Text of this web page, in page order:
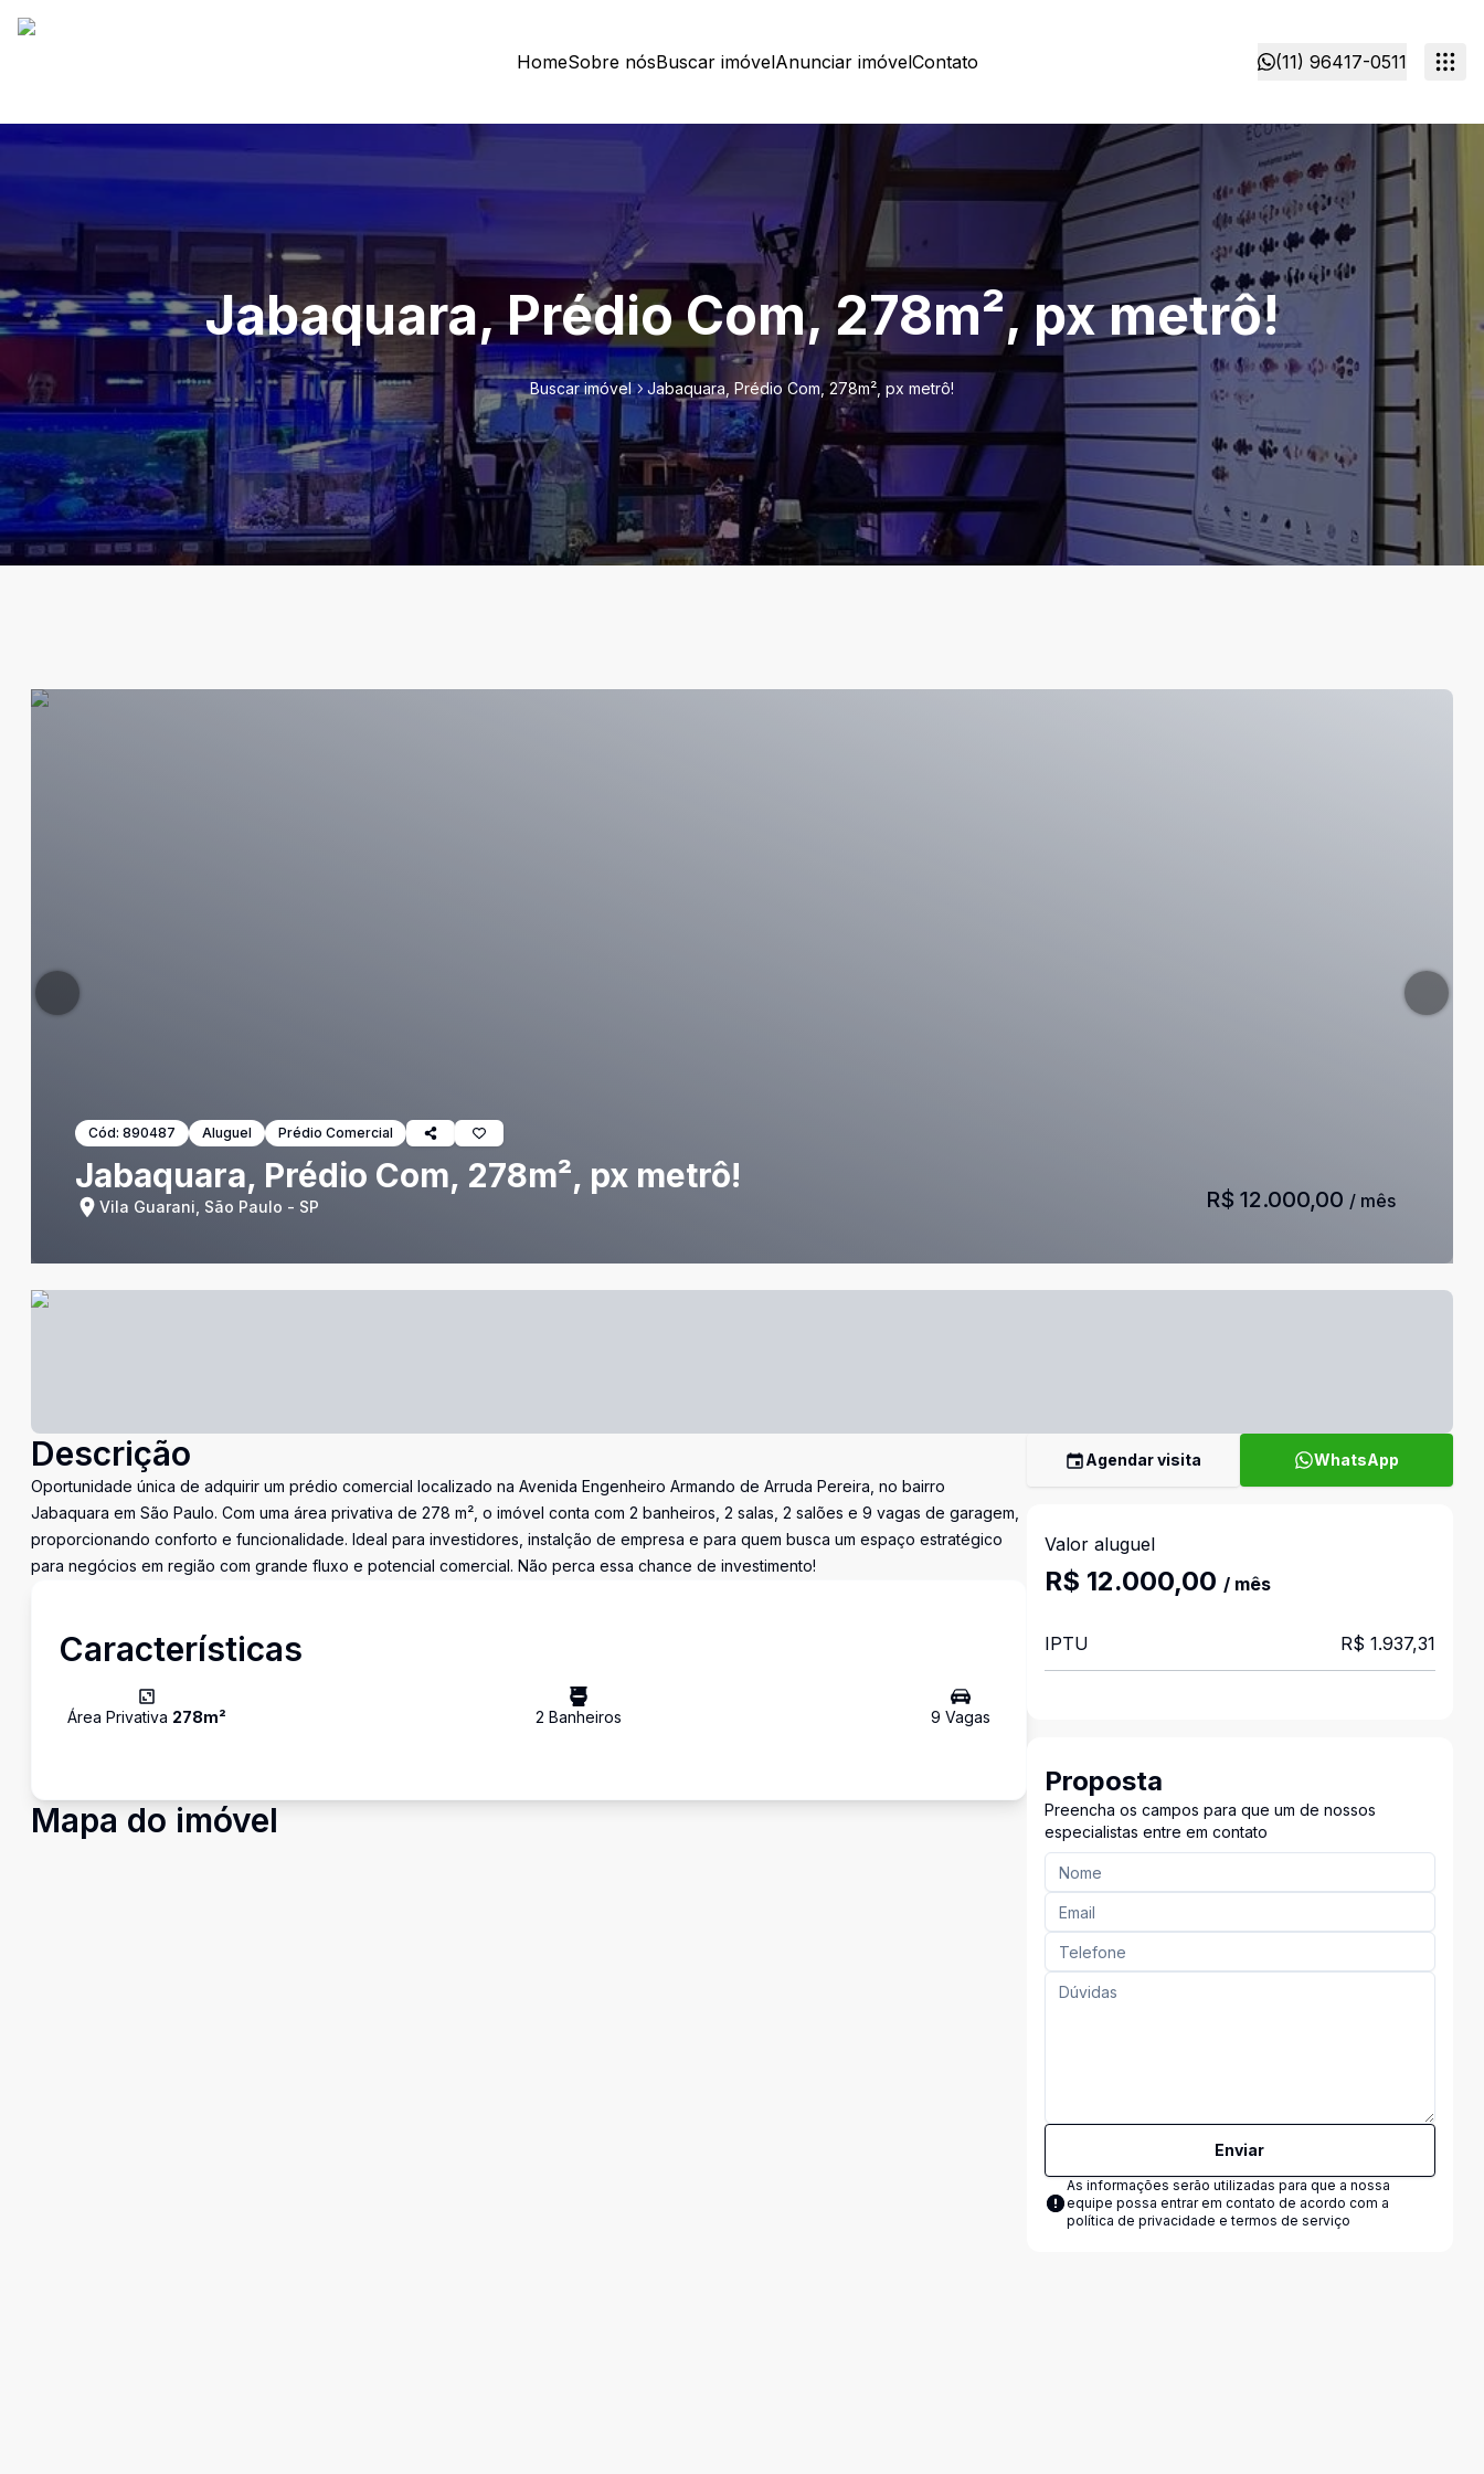
HomeSobre nósBuscar imóvelAnunciar imóvelContato (11) 96417-0511
Jabaquara, Prédio Com, 278m², px metrô!
Buscar imóvel Jabaquara, Prédio Com, 278m², px metrô!
Cód: 890487 Aluguel Prédio Comercial
Jabaquara, Prédio Com, 278m², px metrô!
Vila Guarani, São Paulo - SP R$ 12.000,00 / mês
Descrição
Oportunidade única de adquirir um prédio comercial localizado na Avenida Engenheiro Armando de Arruda Pereira, no bairro
Jabaquara em São Paulo. Com uma área privativa de 278 m², o imóvel conta com 2 banheiros, 2 salas, 2 salões e 9 vagas de garagem,
proporcionando conforto e funcionalidade. Ideal para investidores, instalção de empresa e para quem busca um espaço estratégico
para negócios em região com grande fluxo e potencial comercial. Não perca essa chance de investimento!
Características
Área Privativa 278m² 2 Banheiros 9 Vagas
Mapa do imóvel
Agendar visita WhatsApp
Valor aluguel
R$ 12.000,00 / mês
IPTU R$ 1.937,31
Proposta
Preencha os campos para que um de nossos
especialistas entre em contato
Enviar
As informações serão utilizadas para que a nossa
equipe possa entrar em contato de acordo com a
política de privacidade e termos de serviço